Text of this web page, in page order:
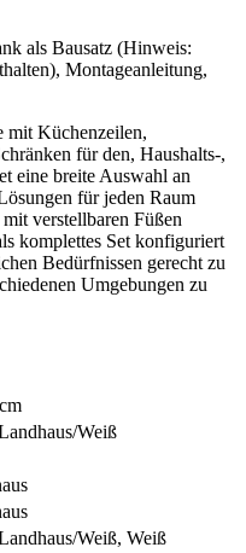
als Bausatz (Hinweis:
Montageanleitung,
mit Küchenzeilen,
für den, Haushalts-,
eine breite Auswahl an
für jeden Raum
verstellbaren Füßen
komplettes Set konfiguriert
Bedürfnissen gerecht zu
Umgebungen zu
Weiß
Weiß, Weiß